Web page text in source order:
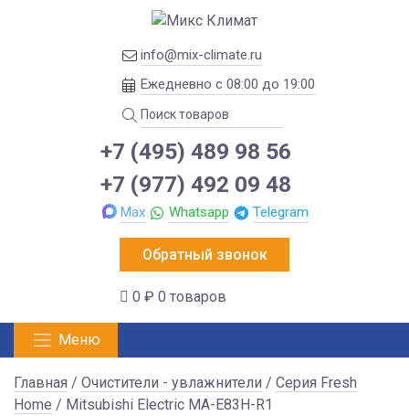
info@mix-climate.ru
Ежедневно с 08:00 до 19:00
+7 (495) 489 98 56
+7 (977) 492 09 48
Max Whatsapp Telegram
Обратный звонок
0 ₽ 0 товаров
Меню
Главная / Очистители - увлажнители / Серия Fresh
Home / Mitsubishi Electric MA-E83H-R1